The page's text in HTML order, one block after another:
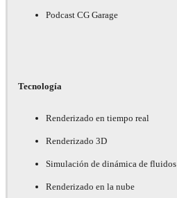
Podcast CG Garage
Tecnología
Renderizado en tiempo real
Renderizado 3D
Simulación de dinámica de fluidos
Renderizado en la nube